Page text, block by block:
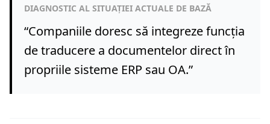
DIAGNOSTIC AL SITUAȚIEI ACTUALE DE BAZĂ
“Companiile doresc să integreze funcția
de traducere a documentelor direct în
propriile sisteme ERP sau OA.”